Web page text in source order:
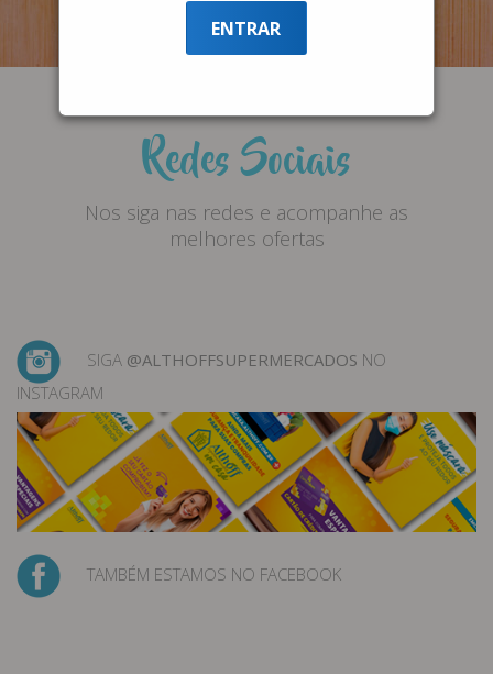
ENTRAR
Redes Sociais
Nos siga nas redes e acompanhe as
melhores ofertas
SIGA @ALTHOFFSUPERMERCADOS NO
INSTAGRAM
TAMBÉM ESTAMOS NO FACEBOOK